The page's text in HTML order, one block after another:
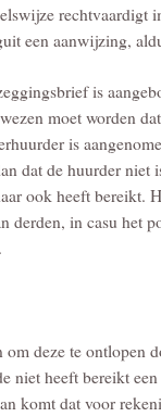
rechtvaardigt
een aanwijzing,
is
moet worden
is
dat de huurder niet
ook heeft bereikt.
in casu het
deze te ontlopen
niet heeft bereikt
komt dat voor